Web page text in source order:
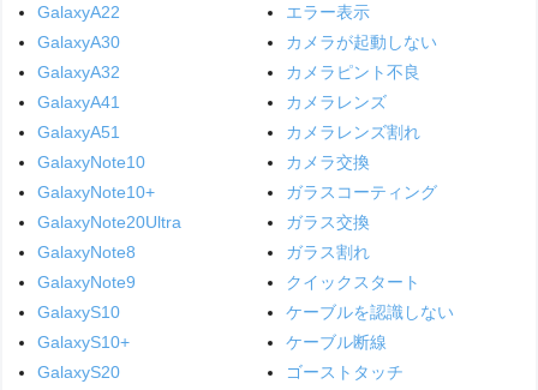
GalaxyA22
GalaxyA30
GalaxyA32
GalaxyA41
GalaxyA51
GalaxyNote10
GalaxyNote10+
GalaxyNote20Ultra
GalaxyNote8
GalaxyNote9
GalaxyS10
GalaxyS10+
GalaxyS20
エラー表示
カメラが起動しない
カメラピント不良
カメラレンズ
カメラレンズ割れ
カメラ交換
ガラスコーティング
ガラス交換
ガラス割れ
クイックスタート
ケーブルを認識しない
ケーブル断線
ゴーストタッチ